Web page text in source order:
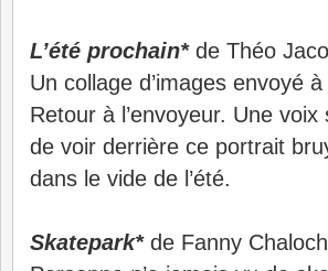
L’été prochain*de Théo
Un collage d’images envoyé
Retour à l’envoyeur. Une
de voir derrière ce portrait
dans le vide de l’été.
Skatepark*de Fanny